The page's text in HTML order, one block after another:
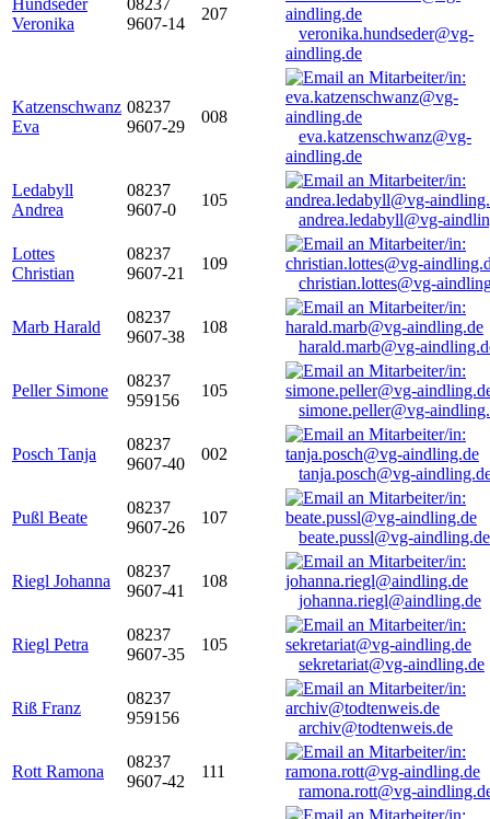
Hundseder
Veronika
08237
9607-14
207
veronika.hundseder@vg-
aindling.de
Katzenschwanz
Eva
08237
9607-29
008
eva.katzenschwanz@vg-
aindling.de
Ledabyll
Andrea
08237
9607-0
105
andrea.ledabyll@vg-
Lottes
Christian
08237
9607-21
109
christian.lottes@vg-
Marb Harald
08237
9607-38
108
harald.marb@vg-
Peller Simone
08237
959156
105
simone.peller@vg-
Posch Tanja
08237
9607-40
002
tanja.posch@vg-
Pußl Beate
08237
9607-26
107
beate.pussl@vg-aindling.de
Riegl Johanna
08237
9607-41
108
johanna.riegl@aindling.de
Riegl Petra
08237
9607-35
105
sekretariat@vg-aindling.de
Riß Franz
08237
959156
archiv@todtenweis.de
Rott Ramona
08237
9607-42
111
ramona.rott@vg-